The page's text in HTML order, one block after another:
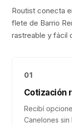
Routist conecta
flete de Barrio
rastreable y fácil
01
Cotización
Recibí
Canelones sin